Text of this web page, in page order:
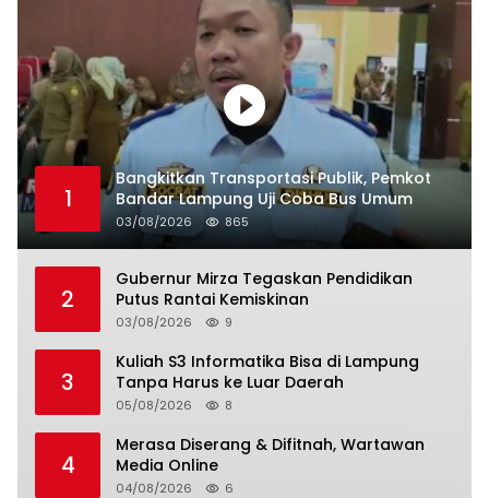
1
Bangkitkan Transportasi Publik, Pemkot
Bandar Lampung Uji Coba Bus Umum
03/08/2026 865
2
Gubernur Mirza Tegaskan Pendidikan
Putus Rantai Kemiskinan
03/08/2026 9
3
Kuliah S3 Informatika Bisa di Lampung
Tanpa Harus ke Luar Daerah
05/08/2026 8
4
Merasa Diserang & Difitnah, Wartawan
Media Online
04/08/2026 6